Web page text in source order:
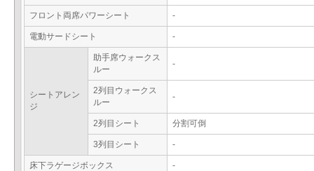
フロント両席パワーシート -
電動サードシート -
シートアレン
ジ
助手席ウォークス
ルー
-
2列目ウォークス
ルー
-
2列目シート 分割可倒
3列目シート -
床下ラゲージボックス -